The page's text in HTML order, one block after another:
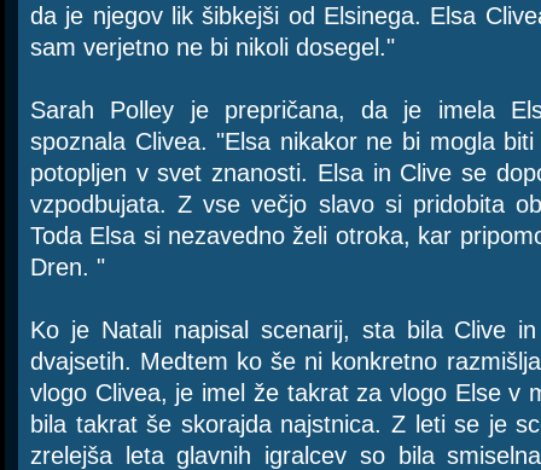
da je njegov lik šibkejši od Elsinega. Elsa
sam verjetno ne bi nikoli dosegel."
Sarah Polley je prepričana, da je imela
spoznala Clivea. "Elsa nikakor ne bi mogla
potopljen v svet znanosti. Elsa in Clive se
vzpodbujata. Z vse večjo slavo si pridobita
Toda Elsa si nezavedno želi otroka, kar
Dren. "
Ko je Natali napisal scenarij, sta bila Clive
dvajsetih. Medtem ko še ni konkretno
vlogo Clivea, je imel že takrat za vlogo Else v
bila takrat še skorajda najstnica. Z leti se je
zrelejša leta glavnih igralcev so bila